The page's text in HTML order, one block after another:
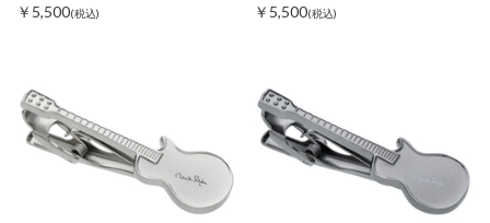
￥5,500(税込) ￥5,500(税込)